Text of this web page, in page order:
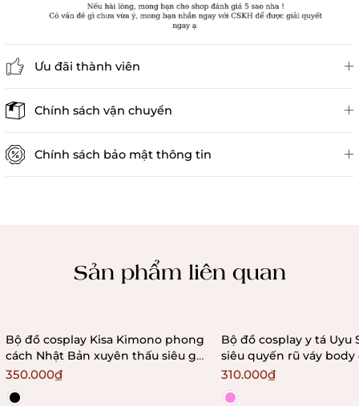
Ưu đãi thành viên
Chính sách vận chuyển
Chính sách bảo mật thông tin
Sản phẩm liên quan
Bộ đồ cosplay Kisa Kimono phong
cách Nhật Bản xuyên thấu siêu gợi
cảm quyến rũ Bralettehousevn
350.000₫
Bộ đồ cosplay y tá Uyu
siêu quyến rũ váy
dáng kèm phụ kiện
Bralettehousevn
310.000₫